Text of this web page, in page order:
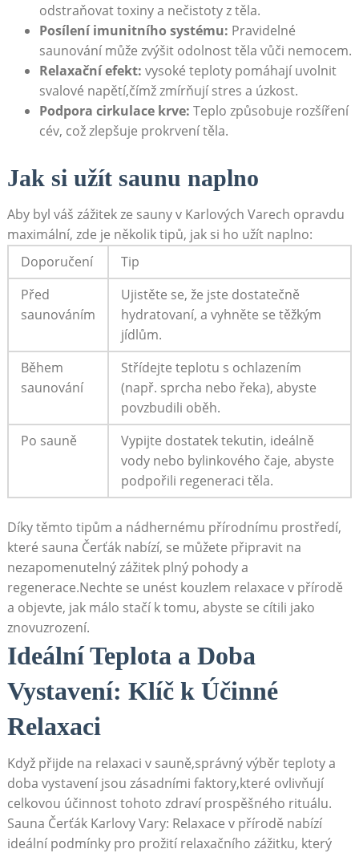
odstraňovat toxiny⁣ a nečistoty z těla.
Posílení imunitního ‍systému: Pravidelné
saunování⁤ může zvýšit⁢ odolnost⁤ těla vůči nemocem.
Relaxační efekt: vysoké teploty pomáhají uvolnit
svalové napětí,čímž zmírňují stres⁢ a ⁤úzkost.
Podpora cirkulace krve: Teplo způsobuje rozšíření
cév, což​ zlepšuje prokrvení těla.
Jak si užít ‍saunu naplno
Aby byl váš zážitek ze sauny v Karlových ​Varech⁣ opravdu
maximální, ⁢zde je⁤ několik tipů,⁤ jak si ho užít⁤ naplno:
Doporučení
Tip
Před
saunováním
Ujistěte se, že jste dostatečně
⁣hydratovaní, a vyhněte se těžkým
jídlům.
Během
saunování
Střídejte teplotu s ‌ochlazením
(např. sprcha⁣ nebo ⁤řeka), abyste
povzbudili⁤ oběh.
Po sauně
Vypijte dostatek‌ tekutin, ideálně
vody nebo‌ bylinkového čaje, abyste
podpořili regeneraci ‍těla.
Díky těmto tipům⁤ a nádhernému⁤ přírodnímu prostředí,
které sauna​ Čerťák nabízí, se můžete připravit na
nezapomenutelný zážitek plný pohody a
regenerace.Nechte se unést ⁤kouzlem relaxace v přírodě
a objevte, jak málo stačí k tomu, abyste se‍ cítili jako
znovuzrození.
Ideální Teplota a Doba
Vystavení: Klíč k Účinné
Relaxaci
Když přijde na relaxaci v sauně,správný výběr teploty a
doba vystavení jsou zásadními faktory,které ovlivňují
celkovou účinnost tohoto zdraví prospěšného rituálu.
Sauna Čerťák Karlovy Vary: Relaxace v přírodě nabízí
ideální podmínky pro prožití relaxačního zážitku, který